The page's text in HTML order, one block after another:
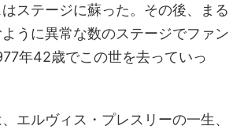
ステージに蘇った。その後、まる
うに異常な数のステージでファン
年42歳でこの世を去っていっ
エルヴィス・プレスリーの一生、